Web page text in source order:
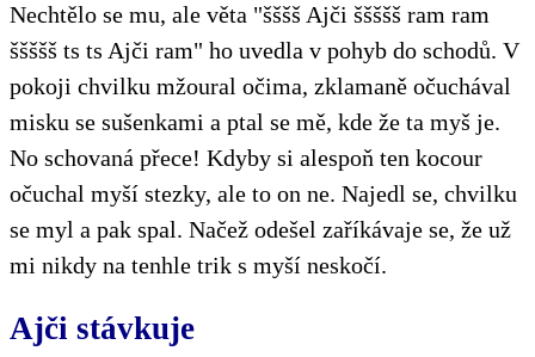
Nechtělo se mu, ale věta "šššš Ajči ššššš ram ram
ššššš ts ts Ajči ram" ho uvedla v pohyb do schodů. V
pokoji chvilku mžoural očima, zklamaně očuchával
misku se sušenkami a ptal se mě, kde že ta myš je.
No schovaná přece! Kdyby si alespoň ten kocour
očuchal myší stezky, ale to on ne. Najedl se, chvilku
se myl a pak spal. Načež odešel zaříkávaje se, že už
mi nikdy na tenhle trik s myší neskočí.
Ajči stávkuje